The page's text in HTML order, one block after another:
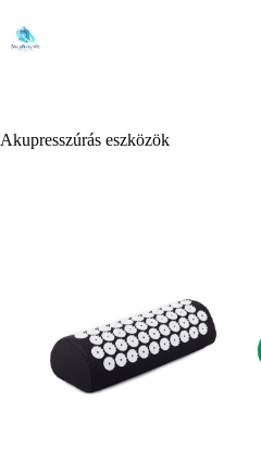
content
Akupresszúrás eszközök